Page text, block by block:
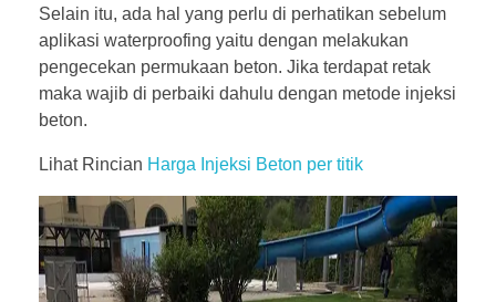
Selain itu, ada hal yang perlu di perhatikan sebelum
aplikasi waterproofing yaitu dengan melakukan
pengecekan permukaan beton. Jika terdapat retak
maka wajib di perbaiki dahulu dengan metode injeksi
beton.
Lihat Rincian Harga Injeksi Beton per titik